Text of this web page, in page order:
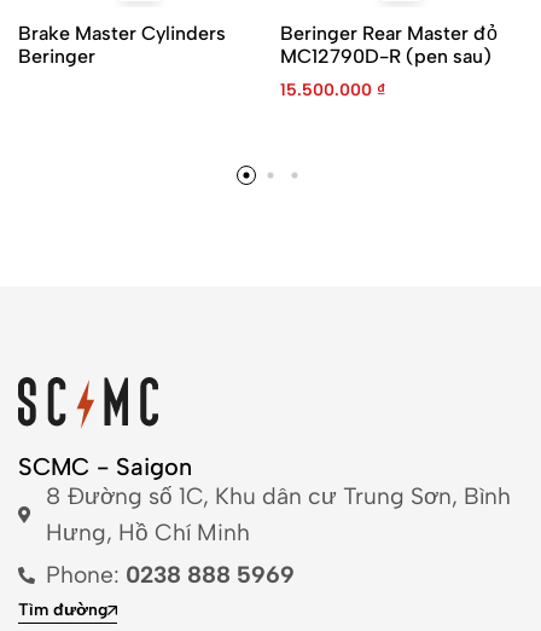
Brake Master Cylinders
Beringer
Beringer Rear Master đỏ
MC12790D-R (pen sau)
15.500.000 ₫
SCMC - Saigon
8 Đường số 1C, Khu dân cư Trung Sơn, Bình
Hưng, Hồ Chí Minh
Phone: 0238 888 5969
Tìm đường